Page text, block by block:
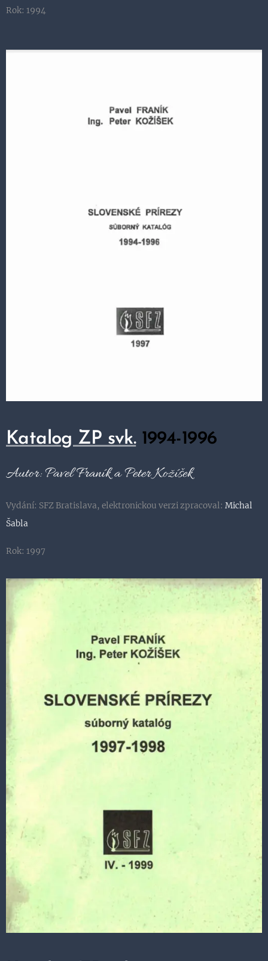
Rok: 1994
Katalog ZP svk. 1994-1996
Autor: Pavel Franík a Peter Kožíšek
Vydání: SFZ Bratislava, elektronickou verzi zpracoval: Michal
Šabla
Rok: 1997